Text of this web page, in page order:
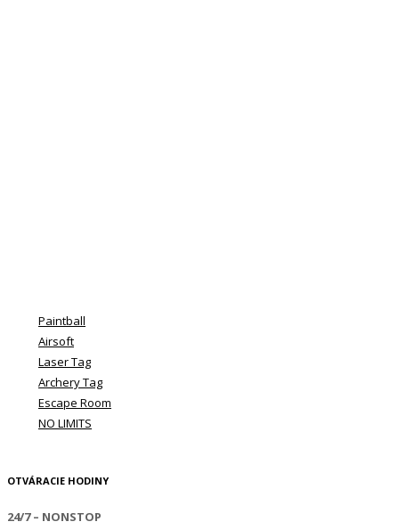
Paintball
Airsoft
Laser Tag
Archery Tag
Escape Room
NO LIMITS
OTVÁRACIE HODINY
24/7 – NONSTOP